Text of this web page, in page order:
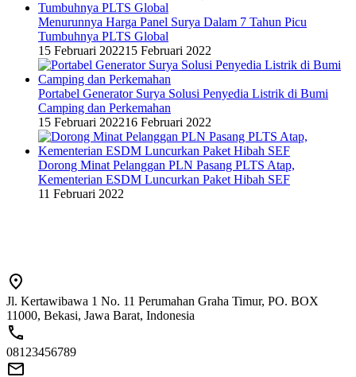
Menurunnya Harga Panel Surya Dalam 7 Tahun Picu
Tumbuhnya PLTS Global
15 Februari 202215 Februari 2022
Portabel Generator Surya Solusi Penyedia Listrik di Bumi
Camping dan Perkemahan
15 Februari 202216 Februari 2022
Dorong Minat Pelanggan PLN Pasang PLTS Atap,
Kementerian ESDM Luncurkan Paket Hibah SEF
11 Februari 2022
Jl. Kertawibawa 1 No. 11 Perumahan Graha Timur, PO. BOX
11000, Bekasi, Jawa Barat, Indonesia
08123456789